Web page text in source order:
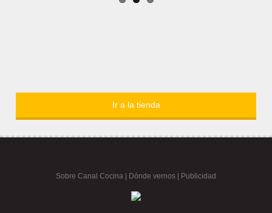
Ir a la tienda
Sobre Canal Cocina Dónde vernos | Publicidad